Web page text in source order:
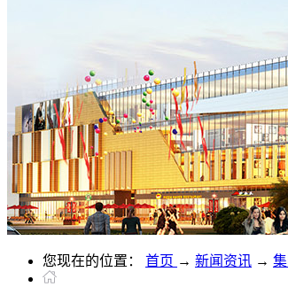
您现在的位置： 首页 → 新闻资讯 →